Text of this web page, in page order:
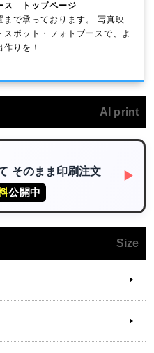
ス トップページ
まで承っております。 写真映
スポット・フォトブースで、よ
作りを！
AI print
そのまま印刷注文
公開中
▶
Size